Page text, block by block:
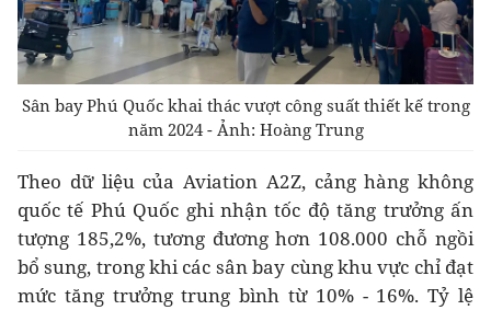
Sân bay Phú Quốc khai thác vượt công suất thiết kế trong
năm 2024 - Ảnh: Hoàng Trung
Theo dữ liệu của Aviation A2Z, cảng hàng không
quốc tế Phú Quốc ghi nhận tốc độ tăng trưởng ấn
tượng 185,2%, tương đương hơn 108.000 chỗ ngồi
bổ sung, trong khi các sân bay cùng khu vực chỉ đạt
mức tăng trưởng trung bình từ 10% - 16%. Tỷ lệ